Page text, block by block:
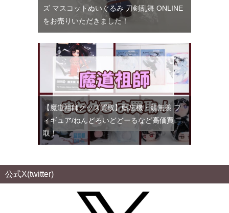
ズ マスコットぬいぐるみ 刀剣乱舞 ONLINE
をお売りいただきました！
【魔道祖師グッズ買取】藍忘機・魏無羨 フ
ィギュア/ねんどろいどどーるなど高価買
取！
公式X(twitter)